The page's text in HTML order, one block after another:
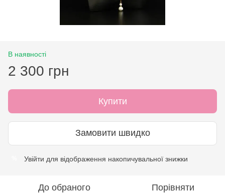
В наявності
2 300 грн
Купити
Замовити швидко
Увійти для відображення накопичувальної знижки
До обраного Порівняти